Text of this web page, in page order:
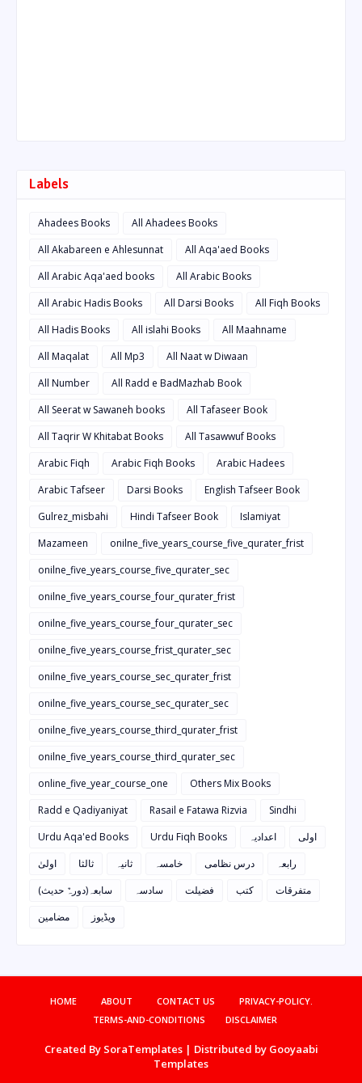
Labels
Ahadees Books
All Ahadees Books
All Akabareen e Ahlesunnat
All Aqa'aed Books
All Arabic Aqa'aed books
All Arabic Books
All Arabic Hadis Books
All Darsi Books
All Fiqh Books
All Hadis Books
All islahi Books
All Maahname
All Maqalat
All Mp3
All Naat w Diwaan
All Number
All Radd e BadMazhab Book
All Seerat w Sawaneh books
All Tafaseer Book
All Taqrir W Khitabat Books
All Tasawwuf Books
Arabic Fiqh
Arabic Fiqh Books
Arabic Hadees
Arabic Tafseer
Darsi Books
English Tafseer Book
Gulrez_misbahi
Hindi Tafseer Book
Islamiyat
Mazameen
onilne_five_years_course_five_qurater_frist
onilne_five_years_course_five_qurater_sec
onilne_five_years_course_four_qurater_frist
onilne_five_years_course_four_qurater_sec
onilne_five_years_course_frist_qurater_sec
onilne_five_years_course_sec_qurater_frist
onilne_five_years_course_sec_qurater_sec
onilne_five_years_course_third_qurater_frist
onilne_five_years_course_third_qurater_sec
online_five_year_course_one
Others Mix Books
Radd e Qadiyaniyat
Rasail e Fatawa Rizvia
Sindhi
Urdu Aqa'ed Books
Urdu Fiqh Books اعدادیہ
اولی
اولیٰ
ثالثا ثانیہ خامسہ درس نظامی
رابعہ
سابعہ(دورہٌ حدیث)
سادسہ فضیلت کتب
متفرقات
مضامین
ویڈیوز
HOME ABOUT CONTACT US
PRIVACY-POLICY.
TERMS-AND-CONDITIONS
DISCLAIMER
Created By SoraTemplates| Distributed by Gooyaabi
Templates